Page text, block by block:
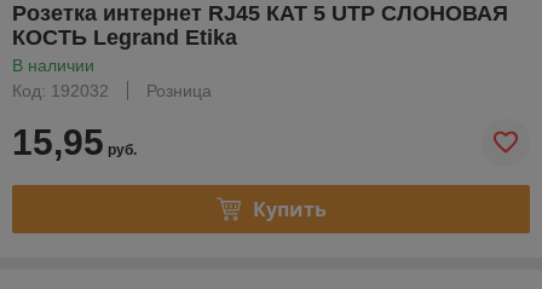
Розетка интернет RJ45 КАТ 5 UTP СЛОНОВАЯ
КОСТЬ Legrand Etika
В наличии
Код: 192032
Розница
15,95 руб.
Купить